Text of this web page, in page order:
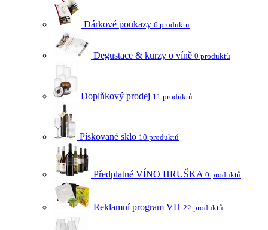
Dárkové poukazy 6 produktů
Degustace & kurzy o víně 0 produktů
Doplňkový prodej 11 produktů
Pískované sklo 10 produktů
Předplatné VÍNO HRUŠKA 0 produktů
Reklamní program VH 22 produktů